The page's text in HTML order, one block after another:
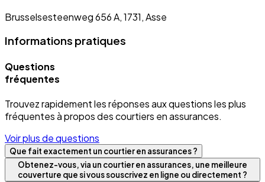
Brusselsesteenweg 656 A, 1731, Asse
Informations pratiques
Questions
fréquentes
Trouvez rapidement les réponses aux questions les plus
fréquentes à propos des courtiers en assurances.
Voir plus de questions
Que fait exactement un courtier en assurances ?
Obtenez-vous, via un courtier en assurances, une meilleure
couverture que si vous souscrivez en ligne ou directement ?